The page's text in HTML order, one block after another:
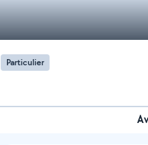
Particulier